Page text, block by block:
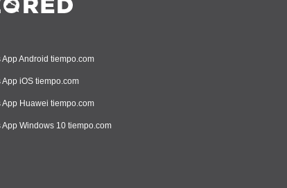
App Android tiempo.com
App iOS tiempo.com
App Huawei tiempo.com
App Windows 10 tiempo.com